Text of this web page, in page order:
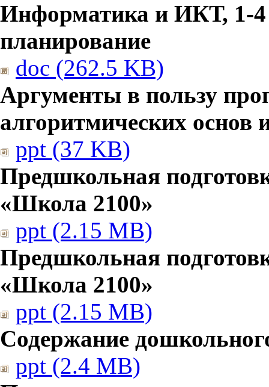
Информатика и ИКТ, 1-4
планирование
doc (262.5 KB)
Аргументы в пользу
алгоритмических основ
ppt (37 KB)
Предшкольная
«Школа 2100»
ppt (2.15 MB)
Предшкольная
«Школа 2100»
ppt (2.15 MB)
Содержание
ppt (2.4 MB)